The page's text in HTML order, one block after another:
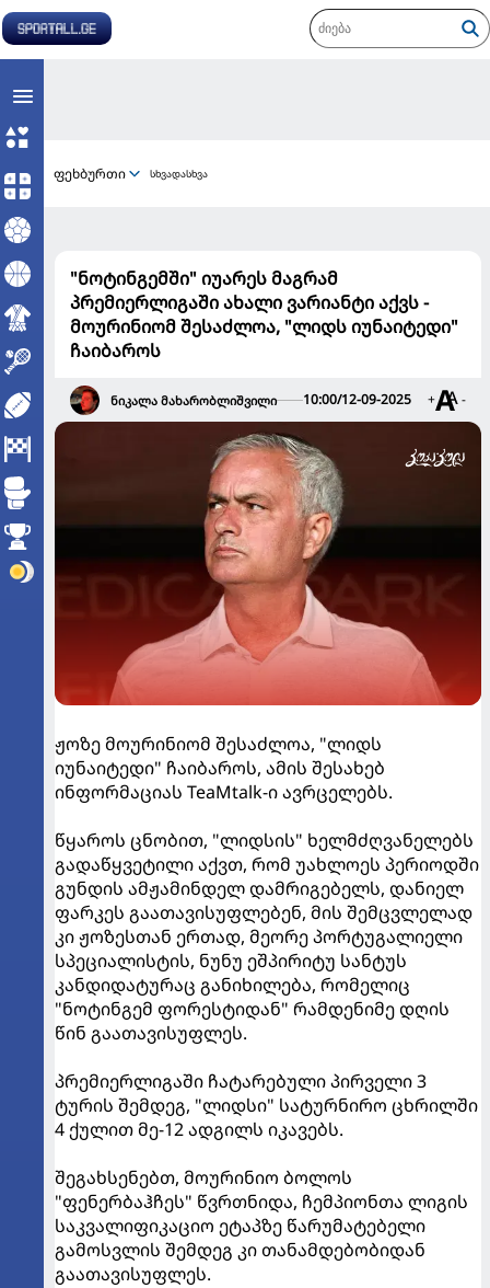
ფეხბურთი სხვადასხვა
"ნოტინგემში" იუარეს მაგრამ
პრემიერლიგაში ახალი ვარიანტი აქვს -
მოურინიომ შესაძლოა, "ლიდს იუნაიტედი"
ჩაიბაროს
ნიკალა მახარობლიშვილი 10:00/12-09-2025 + -
ჟოზე მოურინიომ შესაძლოა, "ლიდს
იუნაიტედი" ჩაიბაროს, ამის შესახებ
ინფორმაციას TeaMtalk-ი ავრცელებს.
წყაროს ცნობით, "ლიდსის" ხელმძღვანელებს
გადაწყვეტილი აქვთ, რომ უახლოეს პერიოდში
გუნდის ამჟამინდელ დამრიგებელს, დანიელ
ფარკეს გაათავისუფლებენ, მის შემცვლელად
კი ჟოზესთან ერთად, მეორე პორტუგალიელი
სპეციალისტის, ნუნუ ეშპირიტუ სანტუს
კანდიდატურაც განიხილება, რომელიც
"ნოტინგემ ფორესტიდან" რამდენიმე დღის
წინ გაათავისუფლეს.
პრემიერლიგაში ჩატარებული პირველი 3
ტურის შემდეგ, "ლიდსი" სატურნირო ცხრილში
4 ქულით მე-12 ადგილს იკავებს.
შეგახსენებთ, მოურინიო ბოლოს
"ფენერბაჰჩეს" წვრთნიდა, ჩემპიონთა ლიგის
საკვალიფიკაციო ეტაპზე წარუმატებელი
გამოსვლის შემდეგ კი თანამდებობიდან
გაათავისუფლეს.